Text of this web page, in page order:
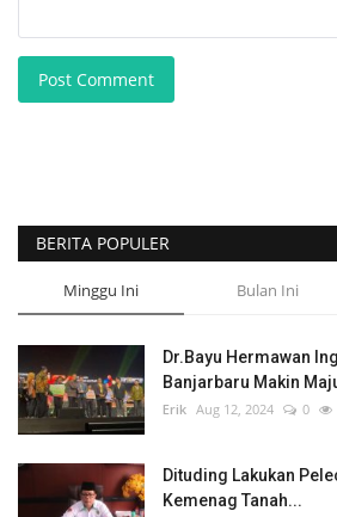
Post Comment
BERITA POPULER
Minggu Ini Bulan Ini
Dr.Bayu Hermawan
Banjarbaru Makin
Erik Aug 12, 2024 0
Dituding Lakukan
Kemenag Tanah...